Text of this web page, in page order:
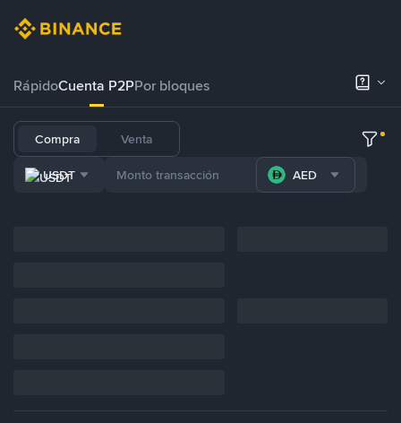
RápidoCuenta P2PPor bloques
Compra Venta
USDT AED